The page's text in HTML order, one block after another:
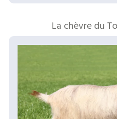
La chèvre du